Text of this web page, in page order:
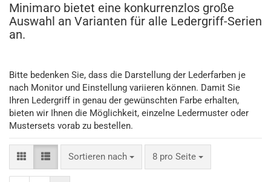
Minimaro bietet eine konkurrenzlos große
Auswahl an Varianten für alle Ledergriff-Serien
an.
Bitte bedenken Sie, dass die Darstellung der Lederfarben je
nach Monitor und Einstellung variieren können. Damit Sie
Ihren Ledergriff in genau der gewünschten Farbe erhalten,
bieten wir Ihnen die Möglichkeit, einzelne Ledermuster oder
Mustersets vorab zu bestellen.
Sortieren nach
Sortieren nach 8 pro Seite
pro Seite